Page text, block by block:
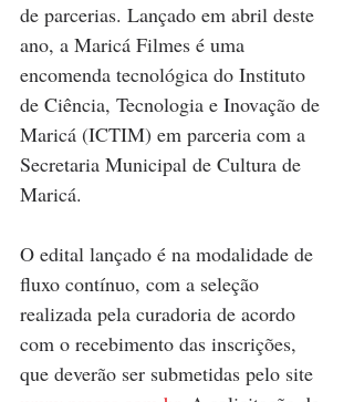
de parcerias. Lançado em abril deste
ano, a Maricá Filmes é uma
encomenda tecnológica do Instituto
de Ciência, Tecnologia e Inovação de
Maricá (ICTIM) em parceria com a
Secretaria Municipal de Cultura de
Maricá.
O edital lançado é na modalidade de
fluxo contínuo, com a seleção
realizada pela curadoria de acordo
com o recebimento das inscrições,
que deverão ser submetidas pelo site